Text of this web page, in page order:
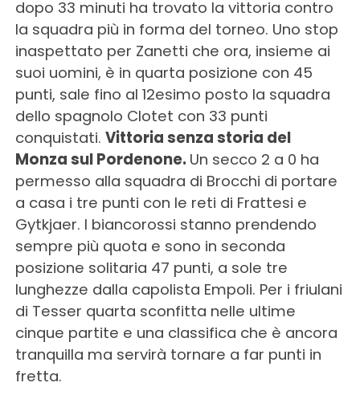
dopo 33 minuti ha trovato la vittoria contro
la squadra più in forma del torneo. Uno stop
inaspettato per Zanetti che ora, insieme ai
suoi uomini, è in quarta posizione con 45
punti, sale fino al 12esimo posto la squadra
dello spagnolo Clotet con 33 punti
conquistati. Vittoria senza storia del
Monza sul Pordenone. Un secco 2 a 0 ha
permesso alla squadra di Brocchi di portare
a casa i tre punti con le reti di Frattesi e
Gytkjaer. I biancorossi stanno prendendo
sempre più quota e sono in seconda
posizione solitaria 47 punti, a sole tre
lunghezze dalla capolista Empoli. Per i friulani
di Tesser quarta sconfitta nelle ultime
cinque partite e una classifica che è ancora
tranquilla ma servirà tornare a far punti in
fretta.